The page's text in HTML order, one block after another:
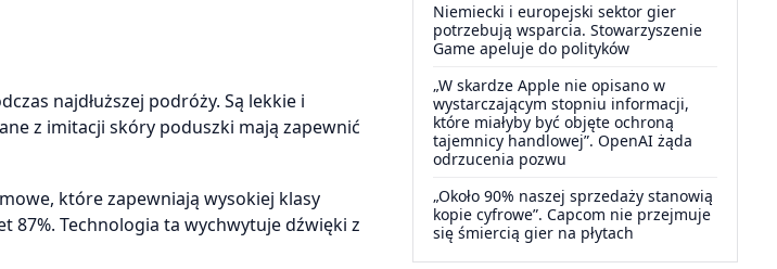
najdłuższej podróży. Są lekkie i
z imitacji skóry poduszki mają zapewnić
które zapewniają wysokiej klasy
87%. Technologia ta wychwytuje dźwięki z
Niemiecki i europejski sektor gier
potrzebują wsparcia. Stowarzyszenie
Game apeluje do polityków
„W skardze Apple nie opisano w
wystarczającym stopniu informacji,
które miałyby być objęte ochroną
tajemnicy handlowej”. OpenAI żąda
odrzucenia pozwu
„Około 90% naszej sprzedaży stanowią
kopie cyfrowe”. Capcom nie przejmuje
się śmiercią gier na płytach